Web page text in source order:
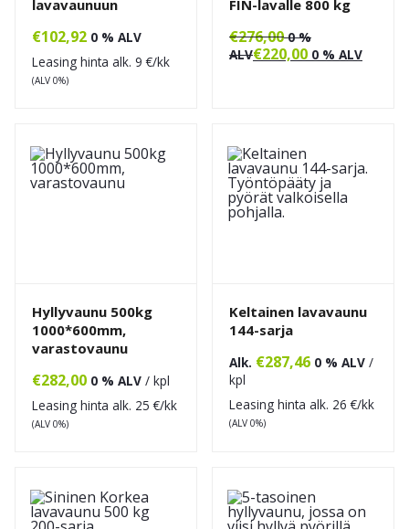
lavavaunuun
€102,92 0 % ALV
Leasing hinta alk. 9 €/kk
(ALV 0%)
FIN-lavalle 800 kg
€276,00 0 %
ALV€220,00 0 % ALV
Hyllyvaunu 500kg
1000*600mm,
varastovaunu
€282,00 0 % ALV / kpl
Leasing hinta alk. 25 €/kk
(ALV 0%)
Keltainen lavavaunu
144-sarja
Alk. €287,46 0 % ALV /
kpl
Leasing hinta alk. 26 €/kk
(ALV 0%)